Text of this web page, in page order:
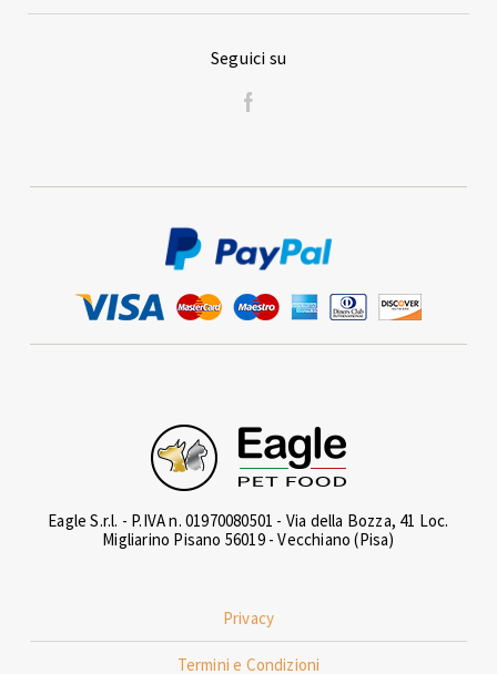
Seguici su
Eagle S.r.l. - P.IVA n. 01970080501 - Via della Bozza, 41 Loc.
Migliarino Pisano 56019 - Vecchiano (Pisa)
Privacy
Termini e Condizioni